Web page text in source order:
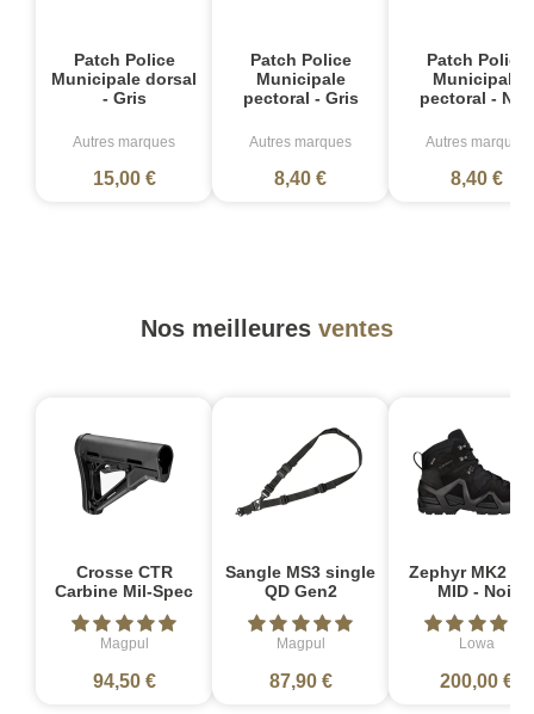
Patch Police
Municipale dorsal
- Gris
Autres marques
15,00 €
Patch Police
Municipale
pectoral - Gris
Autres marques
8,40 €
Patch Police
Municipale
pectoral - Noir
Autres marques
8,40 €
Nos meilleures ventes
Crosse CTR
Carbine Mil-Spec
Magpul
94,50 €
Sangle MS3 single
QD Gen2
Magpul
87,90 €
Zephyr MK2
MID - Noir
Lowa
200,00 €